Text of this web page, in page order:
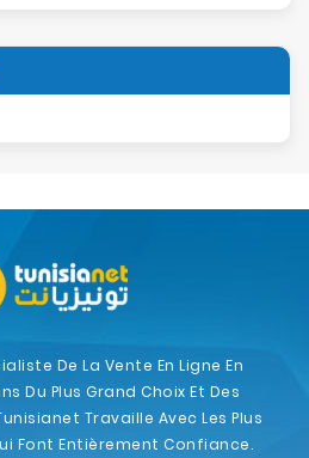
De La Vente En Ligne En
Du Plus Grand Choix Et Des
Travaille Avec Les Plus
Font Entièrement Confiance.